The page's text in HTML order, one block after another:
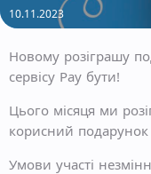
10.11.2023
Новому розіграшу
сервісу Pay бути!
Цього місяця ми
корисний
Умови участі